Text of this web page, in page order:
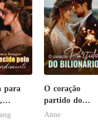
para
O coração
partido do
bilionário
Anne